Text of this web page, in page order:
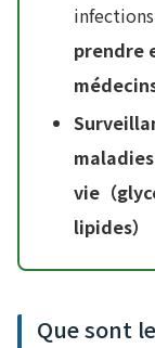
prendre
vie（
lipides）
Que sont